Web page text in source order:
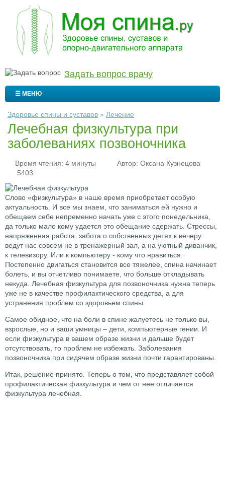
Задать вопрос врачу
☰ МЕНЮ
Здоровье спины и суставов » Лечение
Лечебная физкультура при
заболеваниях позвоночника
Время чтения: 4 минуты Автор: Оксана Кузнецова
5403
Слово «физкультура» в наше время приобретает особую
актуальность. И все мы знаем, что заниматься ей нужно и
обещаем себе непременно начать уже с этого понедельника,
да только мало кому удается это обещание сдержать. Стрессы,
напряженная работа, забота о собственных детях к вечеру
ведут нас совсем не в тренажерный зал, а на уютный диванчик,
к телевизору. Или к компьютеру - кому что нравиться.
Постепенно двигаться становится все тяжелее, спина начинает
болеть, и вы отчетливо понимаете, что больше откладывать
некуда. Лечебная физкультура для позвоночника нужна теперь
уже не в качестве профилактического средства, а для
устранения проблем со здоровьем спины.
Самое обидное, что на боли в спине жалуетесь не только вы,
взрослые, но и ваши умницы – дети, компьютерные гении. И
если физкультура в вашем образе жизни и дальше будет
отсутствовать, то проблем не избежать. Заболевания
позвоночника при сидячем образе жизни почти гарантированы.
Итак, решение принято. Теперь о том, что представляет собой
профилактическая физкультура и чем от нее отличается
физкультура лечебная.